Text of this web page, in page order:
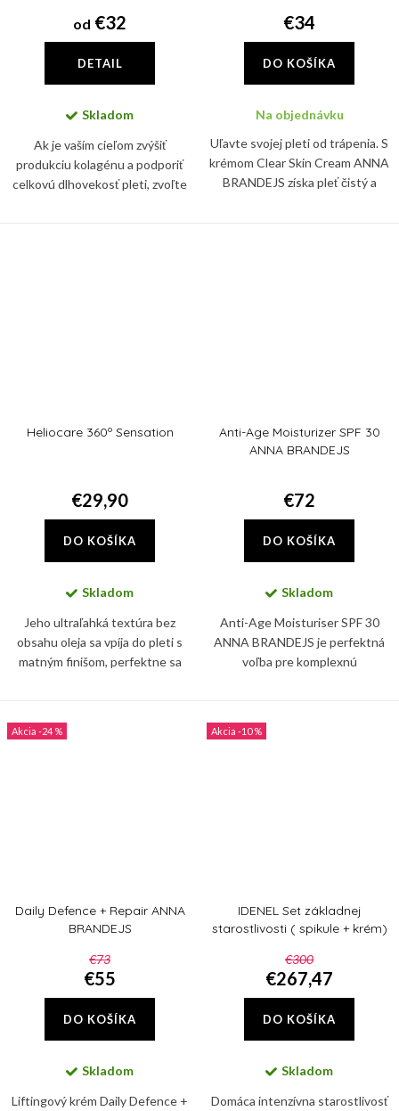
od €32
DETAIL
Skladom
Ak je vaším cieľom zvýšiť
produkciu kolagénu a podporiť
celkovú dlhovekosť pleti, zvoľte
€34
DO KOŠÍKA
Na objednávku
Uľavte svojej pleti od trápenia. S
krémom Clear Skin Cream ANNA
BRANDEJS získa pleť čistý a
Heliocare 360º Sensation
€29,90
DO KOŠÍKA
Skladom
Jeho ultraľahká textúra bez
obsahu oleja sa vpíja do pleti s
matným finišom, perfektne sa
odtiene pokožky.
Anti-Age Moisturizer SPF 30
ANNA BRANDEJS
€72
DO KOŠÍKA
Skladom
Anti-Age Moisturiser SPF 30
ANNA BRANDEJS je perfektná
voľba pre komplexnú
ktoré posilňujú prirodzenú
-24 %
Daily Defence + Repair ANNA
BRANDEJS
€73
€55
DO KOŠÍKA
Skladom
Liftingový krém Daily Defence +
-10 %
IDENEL Set základnej
starostlivosti ( spikule + krém)
€300
€267,47
DO KOŠÍKA
Skladom
Domáca intenzívna starostlivosť